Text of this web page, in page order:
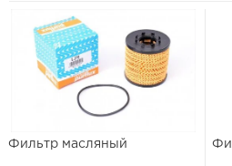
Фильтр масляный